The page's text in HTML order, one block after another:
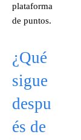
plataforma
de puntos.
¿Qué
sigue
despu
és de